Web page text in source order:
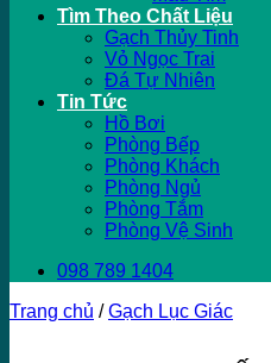
Tìm Theo Chất Liệu
Gạch Thủy Tinh
Vỏ Ngọc Trai
Đá Tự Nhiên
Tin Tức
Hồ Bơi
Phòng Bếp
Phòng Khách
Phòng Ngủ
Phòng Tắm
Phòng Vệ Sinh
098 789 1404
Trang chủ / Gạch Lục Giác